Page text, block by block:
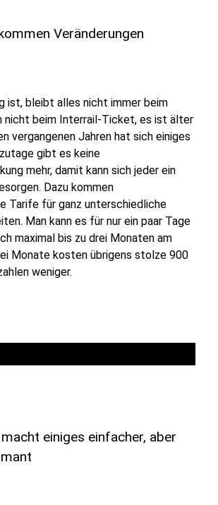
Veränderungen
ist, bleibt alles nicht immer beim
nicht beim Interrail-Ticket, es ist älter
vergangenen Jahren hat sich einiges
gibt es keine
mehr, damit kann sich jeder ein
Dazu kommen
Tarife für ganz unterschiedliche
Man kann es für nur ein paar Tage
maximal bis zu drei Monaten am
Monate kosten übrigens stolze 900
weniger.
einiges einfacher, aber